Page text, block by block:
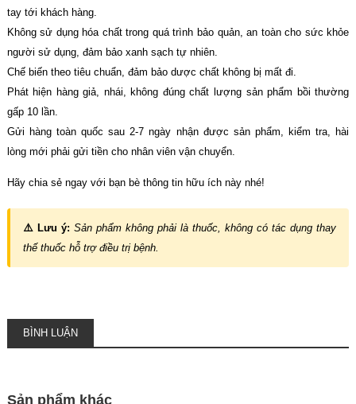
tay tới khách hàng.
Không sử dụng hóa chất trong quá trình bảo quản, an toàn cho sức khỏe
người sử dụng, đảm bảo xanh sạch tự nhiên.
Chế biến theo tiêu chuẩn, đảm bảo dược chất không bị mất đi.
Phát hiện hàng giả, nhái, không đúng chất lượng sản phẩm bồi thường
gấp 10 lần.
Gửi hàng toàn quốc sau 2-7 ngày nhận được sản phẩm, kiểm tra, hài
lòng mới phải gửi tiền cho nhân viên vận chuyển.
Hãy chia sẻ ngay với bạn bè thông tin hữu ích này nhé!
⚠️ Lưu ý: Sản phẩm không phải là thuốc, không có tác dụng thay
thế thuốc hỗ trợ điều trị bệnh.
BÌNH LUẬN
Sản phẩm khác